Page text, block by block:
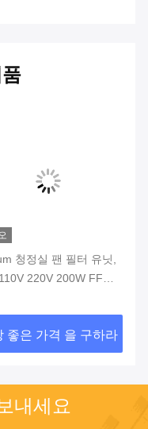
청정실 팬 필터 유닛,
220V 200W FFU
좋은 가격 을 구하라
내세요